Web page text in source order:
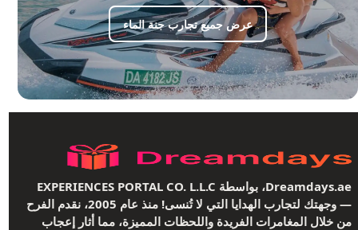
عرض جميع تجارب جنة الماء
Dreamdays.ae، بواسطة EXPERIENCES PORTAL CO. L.L.C
— وجهتك لتجارب الهدايا التي لا تُنسى! منذ عام 2005، نقدم الفرح
من خلال المغامرات الفريدة واللحظات المميزة، مما أثار إعجاب